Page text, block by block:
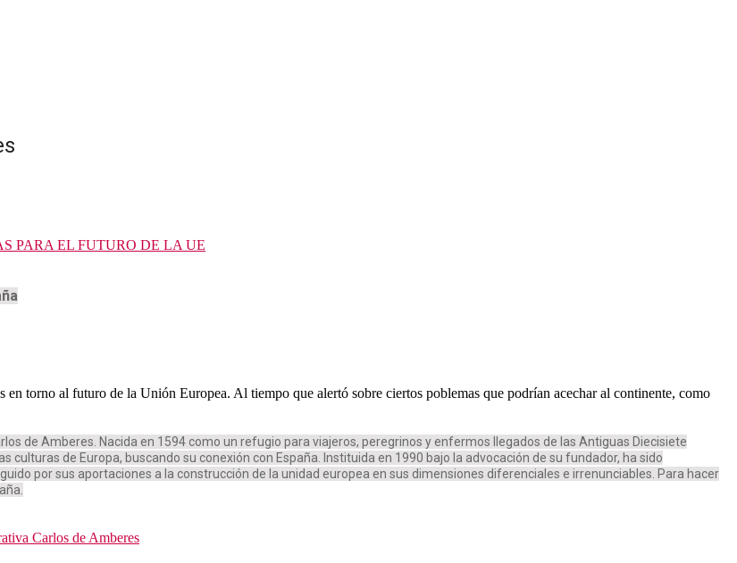
PARA EL FUTURO DE LA UE
torno al futuro de la Unión Europea. Al tiempo que alertó sobre ciertos poblemas que podrían acechar al continente, como
de Amberes. Nacida en 1594 como un refugio para viajeros, peregrinos y enfermos llegados de las Antiguas Diecisiete
culturas de Europa, buscando su conexión con España. Instituida en 1990 bajo la advocación de su fundador, ha sido
por sus aportaciones a la construcción de la unidad europea en sus dimensiones diferenciales e irrenunciables. Para hacer